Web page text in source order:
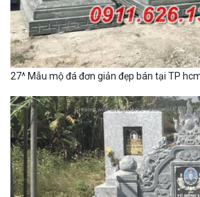
27^ Mẫu mộ đá đơn giản đẹp bán tại TP